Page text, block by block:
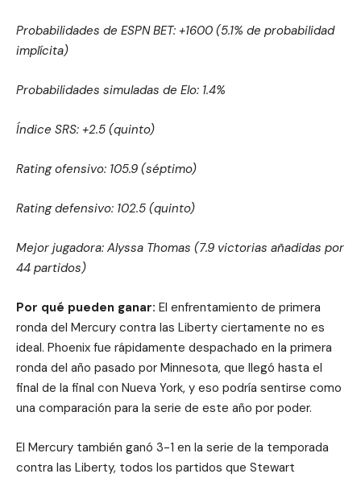
Probabilidades de ESPN BET: +1600 (5.1% de probabilidad
implícita)
Probabilidades simuladas de Elo: 1.4%
Índice SRS: +2.5 (quinto)
Rating ofensivo: 105.9 (séptimo)
Rating defensivo: 102.5 (quinto)
Mejor jugadora: Alyssa Thomas (7.9 victorias añadidas por
44 partidos)
Por qué pueden ganar: El enfrentamiento de primera
ronda del Mercury contra las Liberty ciertamente no es
ideal. Phoenix fue rápidamente despachado en la primera
ronda del año pasado por Minnesota, que llegó hasta el
final de la final con Nueva York, y eso podría sentirse como
una comparación para la serie de este año por poder.
El Mercury también ganó 3-1 en la serie de la temporada
contra las Liberty, todos los partidos que Stewart